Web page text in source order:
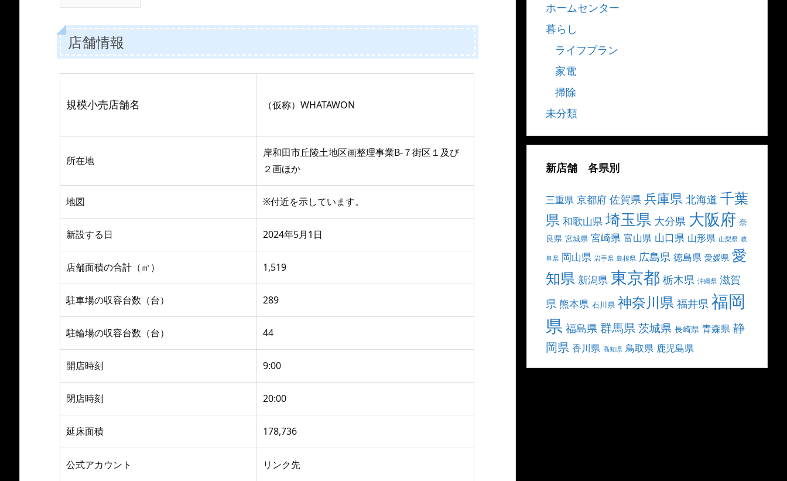
店舗情報
規模小売店舗名 （仮称）WHATAWON
所在地
岸和田市丘陵土地区画整理事業B-７街区１及び
２画ほか
地図 ※付近を示しています。
新設する日 2024年5月1日
店舗面積の合計（㎡） 1,519
駐車場の収容台数（台） 289
駐輪場の収容台数（台） 44
開店時刻 9:00
閉店時刻 20:00
延床面積 178,736
公式アカウント リンク先
ホームセンター
暮らし
ライフプラン
家電
掃除
未分類
新店舗 各県別
三重県 京都府 佐賀県 兵庫県 北海道 千葉
県 和歌山県 埼玉県 大分県 大阪府 奈
良県 宮城県 宮崎県 富山県 山口県 山形県 山梨県 岐
阜県 岡山県 岩手県 島根県 広島県 徳島県 愛媛県 愛
知県 新潟県 東京都 栃木県 沖縄県 滋賀
県 熊本県 石川県 神奈川県 福井県 福岡
県 福島県 群馬県茨城県 長崎県 青森県 静
岡県 香川県 高知県 鳥取県 鹿児島県